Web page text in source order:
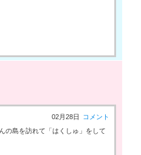
02月28日
コメント
の島を訪れて「はくしゅ」をして